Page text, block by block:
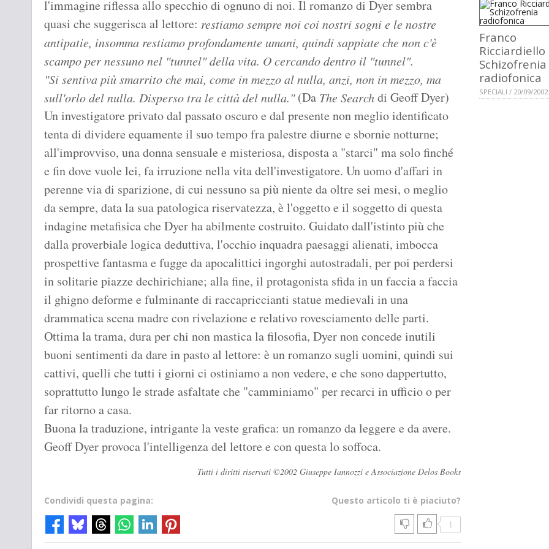
l'immagine riflessa allo specchio di ognuno di noi. Il romanzo di Dyer sembra
quasi che suggerisca al lettore: restiamo sempre noi coi nostri sogni e le nostre
antipatie, insomma restiamo profondamente umani, quindi sappiate che non c'è
scampo per nessuno nel "tunnel" della vita. O cercando dentro il "tunnel".
"Si sentiva più smarrito che mai, come in mezzo al nulla, anzi, non in mezzo, ma
sull'orlo del nulla. Disperso tra le città del nulla."(Da The Searchdi Geoff Dyer)
Un investigatore privato dal passato oscuro e dal presente non meglio identificato
tenta di dividere equamente il suo tempo fra palestre diurne e sbornie notturne;
all'improvviso, una donna sensuale e misteriosa, disposta a "starci" ma solo finché
e fin dove vuole lei, fa irruzione nella vita dell'investigatore. Un uomo d'affari in
perenne via di sparizione, di cui nessuno sa più niente da oltre sei mesi, o meglio
da sempre, data la sua patologica riservatezza, è l'oggetto e il soggetto di questa
indagine metafisica che Dyer ha abilmente costruito. Guidato dall'istinto più che
dalla proverbiale logica deduttiva, l'occhio inquadra paesaggi alienati, imbocca
prospettive fantasma e fugge da apocalittici ingorghi autostradali, per poi perdersi
in solitarie piazze dechirichiane; alla fine, il protagonista sfida in un faccia a faccia
il ghigno deforme e fulminante di raccapriccianti statue medievali in una
drammatica scena madre con rivelazione e relativo rovesciamento delle parti.
Ottima la trama, dura per chi non mastica la filosofia, Dyer non concede inutili
buoni sentimenti da dare in pasto al lettore: è un romanzo sugli uomini, quindi sui
cattivi, quelli che tutti i giorni ci ostiniamo a non vedere, e che sono dappertutto,
soprattutto lungo le strade asfaltate che "camminiamo" per recarci in ufficio o per
far ritorno a casa.
Buona la traduzione, intrigante la veste grafica: un romanzo da leggere e da avere.
Geoff Dyer provoca l'intelligenza del lettore e con questa lo soffoca.
Tutti i diritti riservati ©2002 Giuseppe Iannozzi e Associazione Delos Books
Questo articolo ti è piaciuto?
1
Condividi questa pagina:
Franco
Ricciardiello
Schizofrenia
radiofonica
SPECIALI / 20/09/2002